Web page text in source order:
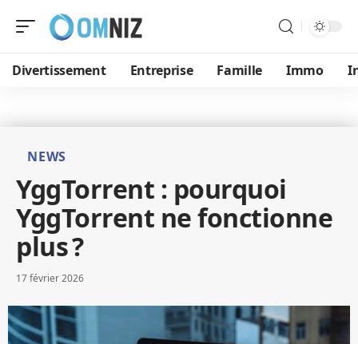
Divertissement Entreprise Famille Immo
NEWS
YggTorrent : pourquoi
YggTorrent ne fonctionne
plus ?
17 février 2026